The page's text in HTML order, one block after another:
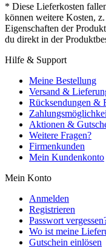
* Diese Lieferkosten
können weitere Kosten,
Eigenschaften der
du direkt in der
Hilfe & Support
Meine Bestellung
Versand &
Rücksendungen &
Aktionen &
Weitere Fragen?
Firmenkunden
Mein Kundenkonto
Mein Konto
Anmelden
Registrieren
Passwort
Wo ist meine
Gutschein einlösen